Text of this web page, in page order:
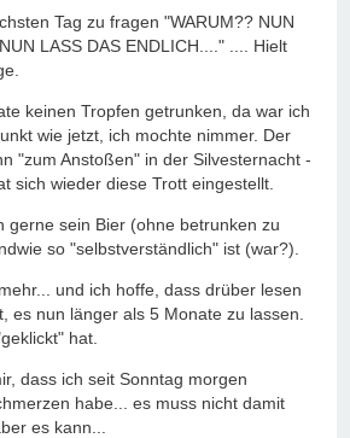
Tag zu fragen "WARUM?? NUN
LASS DAS ENDLICH...." .... Hielt
keinen Tropfen getrunken, da war ich
wie jetzt, ich mochte nimmer. Der
"zum Anstoßen" in der Silvesternacht -
sich wieder diese Trott eingestellt.
gerne sein Bier (ohne betrunken zu
so "selbstverständlich" ist (war?).
und ich hoffe, dass drüber lesen
es nun länger als 5 Monate zu lassen.
hat.
dass ich seit Sonntag morgen
habe... es muss nicht damit
es kann...